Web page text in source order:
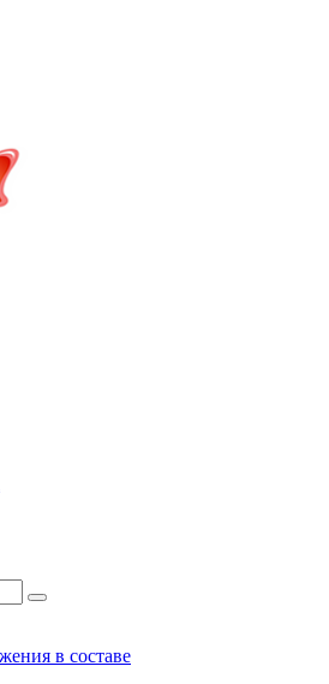
в составе